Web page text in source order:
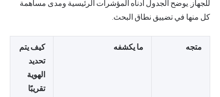
للجهاز. يوضح الجدول أدناه المؤشرات الرئيسية ومدى مساهمة
كل منها في تضييق نطاق البحث.
متجه ما يكشفه
كيف يتم
تحديد
الهوية
تقريبًا